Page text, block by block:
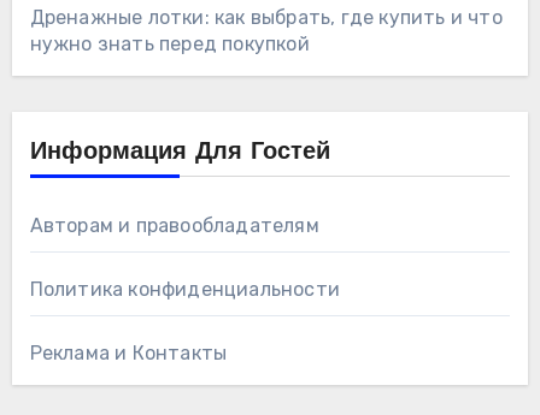
Дренажные лотки: как выбрать, где купить и что
нужно знать перед покупкой
Информация Для Гостей
Авторам и правообладателям
Политика конфиденциальности
Реклама и Контакты